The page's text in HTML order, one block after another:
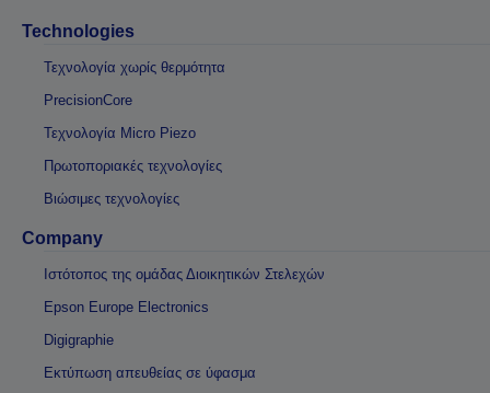
Technologies
Τεχνολογία χωρίς θερμότητα
PrecisionCore
Τεχνολογία Micro Piezo
Πρωτοποριακές τεχνολογίες
Βιώσιμες τεχνολογίες
Company
Ιστότοπος της ομάδας Διοικητικών Στελεχών
Epson Europe Electronics
Digigraphie
Εκτύπωση απευθείας σε ύφασμα